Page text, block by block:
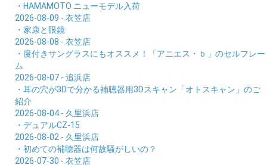
・HAMAMOTO ニューモデル入荷
2026-08-09 - 衣笠店
・家康と眼鏡
2026-08-08 - 衣笠店
・度付きサングラスにもオススメ！「アニエス・ｂ」のセルフレー
ム
2026-08-07 - 追浜店
・耳の穴が3Dで分かる補聴器用3Dスキャン「オトスキャン」のご
紹介
2026-08-04 - 久里浜店
・デュアルCZ-15
2026-08-02 - 久里浜店
・初めての補聴器は何故騒がしいの？
2026-07-30 - 衣笠店